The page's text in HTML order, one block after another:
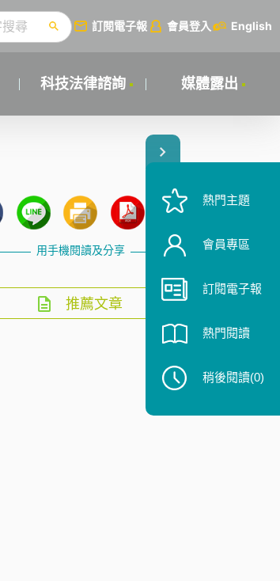
訂閱電子報 會員登入 English
科技法律諮詢 媒體露出
用手機閱讀及分享
推薦文章
熱門主題
會員專區
訂閱電子報
熱門閱讀
稍後閱讀(0)